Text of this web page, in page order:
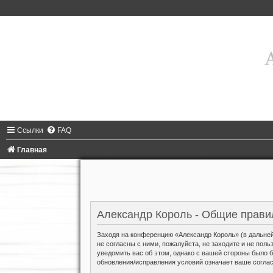
Ссылки FAQ
Главная
Александр Король - Общие
Заходя на конференцию «Александр Король» (в
не согласны с ними, пожалуйста, не заходите и не
уведомить вас об этом, однако с вашей стороны было
обновления/исправления условий означает ваше